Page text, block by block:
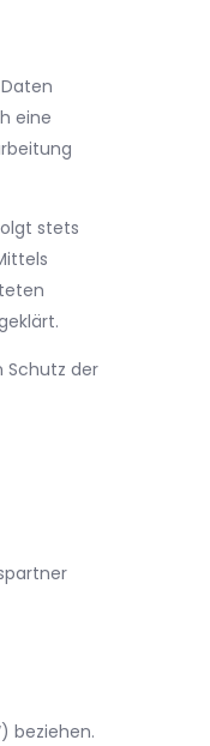
eine
stets
Schutz der
beziehen.